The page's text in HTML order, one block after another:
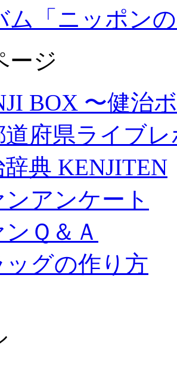
ム「ニッポン
ージ
BOX 〜健治
道府県ライブ
典 KENJITEN
アンケート
Ｑ＆Ａ
ッグの作り方